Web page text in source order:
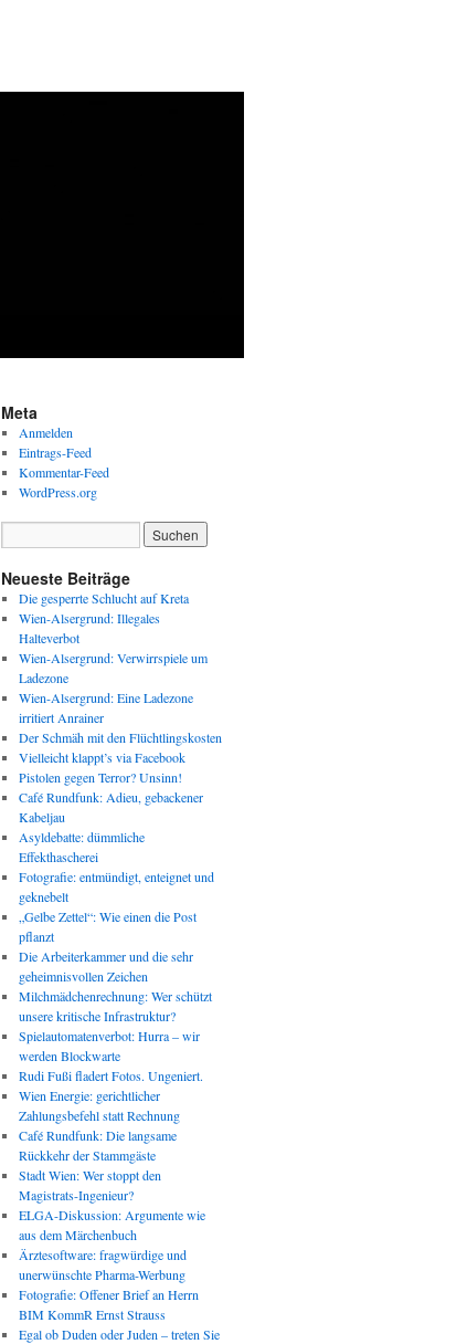
Meta
Anmelden
Eintrags-Feed
Kommentar-Feed
WordPress.org
Neueste Beiträge
Die gesperrte Schlucht auf Kreta
Wien-Alsergrund: Illegales
Halteverbot
Wien-Alsergrund: Verwirrspiele um
Ladezone
Wien-Alsergrund: Eine Ladezone
irritiert Anrainer
Der Schmäh mit den Flüchtlingskosten
Vielleicht klappt’s via Facebook
Pistolen gegen Terror? Unsinn!
Café Rundfunk: Adieu, gebackener
Kabeljau
Asyldebatte: dümmliche
Effekthascherei
Fotografie: entmündigt, enteignet und
geknebelt
„Gelbe Zettel“: Wie einen die Post
pflanzt
Die Arbeiterkammer und die sehr
geheimnisvollen Zeichen
Milchmädchenrechnung: Wer schützt
unsere kritische Infrastruktur?
Spielautomatenverbot: Hurra – wir
werden Blockwarte
Rudi Fußi fladert Fotos. Ungeniert.
Wien Energie: gerichtlicher
Zahlungsbefehl statt Rechnung
Café Rundfunk: Die langsame
Rückkehr der Stammgäste
Stadt Wien: Wer stoppt den
Magistrats-Ingenieur?
ELGA-Diskussion: Argumente wie
aus dem Märchenbuch
Ärztesoftware: fragwürdige und
unerwünschte Pharma-Werbung
Fotografie: Offener Brief an Herrn
BIM KommR Ernst Strauss
Egal ob Duden oder Juden – treten Sie